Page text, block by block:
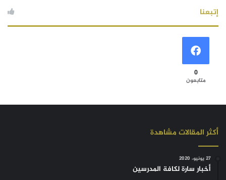
إتبعنا
0
متابعون
أكثر المقالات مشاهدة
27 يونيو، 2020
أخبار سارة لكافة المدرسين